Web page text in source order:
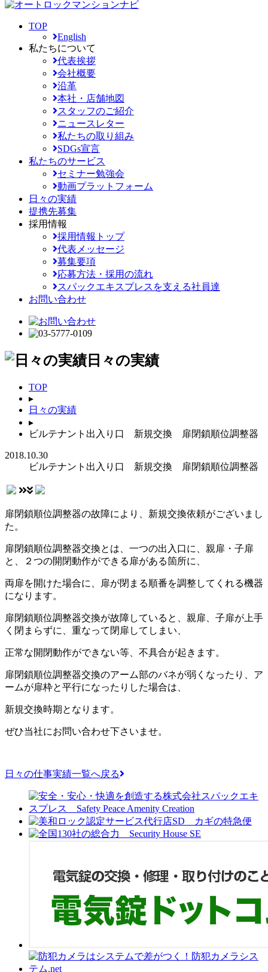
TOP
English
私たちについて
代表挨拶
会社概要
沿革
本社・店舗地図
スタッフのご紹介
ニュースレター
私たちの取り組み
SDGs宣言
私たちのサービス
セミナー勉強会
動画プラットフォーム
日々の実績
提携先募集
採用情報
採用情報トップ
代表メッセージ
募集要項
応募方法・採用の流れ
スパックエキスプレスを支える社員達
お問い合わせ
日々の実績
TOP
▸
日々の実績
▸
ビルテナント出入り口 新規交換 扉閉鎖順位調整器
2018.10.30
ビルテナント出入り口 新規交換 扉閉鎖順位調整器
扉閉鎖順位調整器の故障により、新規交換依頼がございまし
た。
扉閉鎖順位調整器交換とは、一つの出入口に、親扉・子扉
と、２つの開閉動作ができる扉がある箇所に、
両扉を開けた場合に、扉が閉まる順番を調整してくれる機器
になります。
扉閉鎖順位調整器交換が故障していると、親扉、子扉が上手
く閉まらずに、重なって閉扉してしまい、
正常な開閉動作ができない等、不具合が起きます。
扉閉鎖順位調整器交換のアーム部のバネが弱くなったり、ア
ームが扉枠と平行になったりした場合は、
新規交換時期となります。
ぜひ当社にお問い合わせ下さいませ。
日々の仕事実績一覧へ戻る